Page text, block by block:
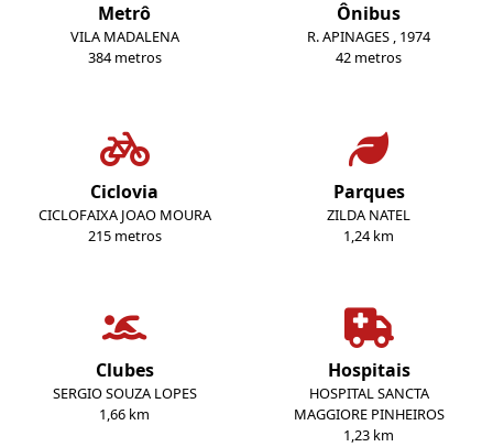
Metrô
VILA MADALENA
384 metros
Ônibus
R. APINAGES , 1974
42 metros
Ciclovia
CICLOFAIXA JOAO MOURA
215 metros
Parques
ZILDA NATEL
1,24 km
Clubes
SERGIO SOUZA LOPES
1,66 km
Hospitais
HOSPITAL SANCTA
MAGGIORE PINHEIROS
1,23 km